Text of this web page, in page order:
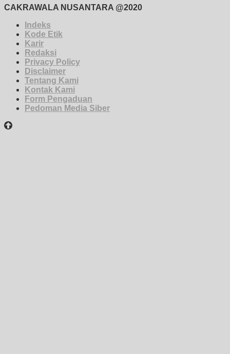
CAKRAWALA NUSANTARA @2020
Indeks
Kode Etik
Karir
Redaksi
Privacy Policy
Disclaimer
Tentang Kami
Kontak Kami
Form Pengaduan
Pedoman Media Siber